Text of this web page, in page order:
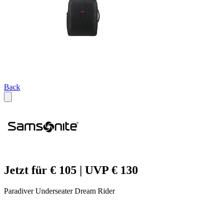
Back
Jetzt für € 105 | UVP € 130
Paradiver Underseater Dream Rider